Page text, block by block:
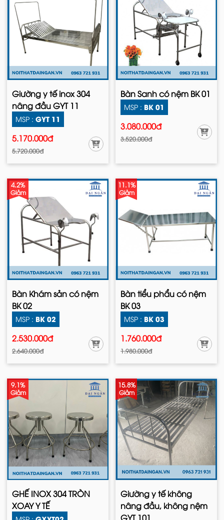
Giường y tế inox 304
nâng đầu GYT 11
MSP : GYT 11
5.170.000đ
5.720.000đ
Bàn Sanh có nệm BK 01
MSP : BK 01
3.080.000đ
3.520.000đ
4.2%
Giảm
Bàn Khám sản có nệm
BK 02
MSP : BK 02
2.530.000đ
2.640.000đ
11.1%
Giảm
Bàn tiểu phẩu có nệm
BK 03
MSP : BK 03
1.760.000đ
1.980.000đ
9.1%
Giảm
GHẾ INOX 304 TRÒN
XOAY Y TẾ
15.8%
Giảm
Giường y tế không
nâng đầu, không nệm
GYT 101